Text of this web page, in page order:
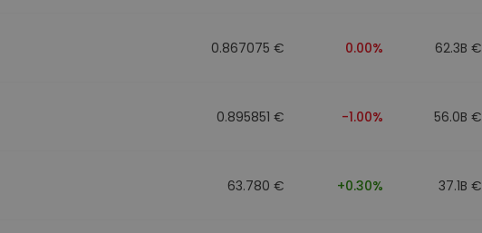
0.867075 € 0.00% 62.3B €
0.895851 € -1.00% 56.0B €
63.780 € +0.30% 37.1B €